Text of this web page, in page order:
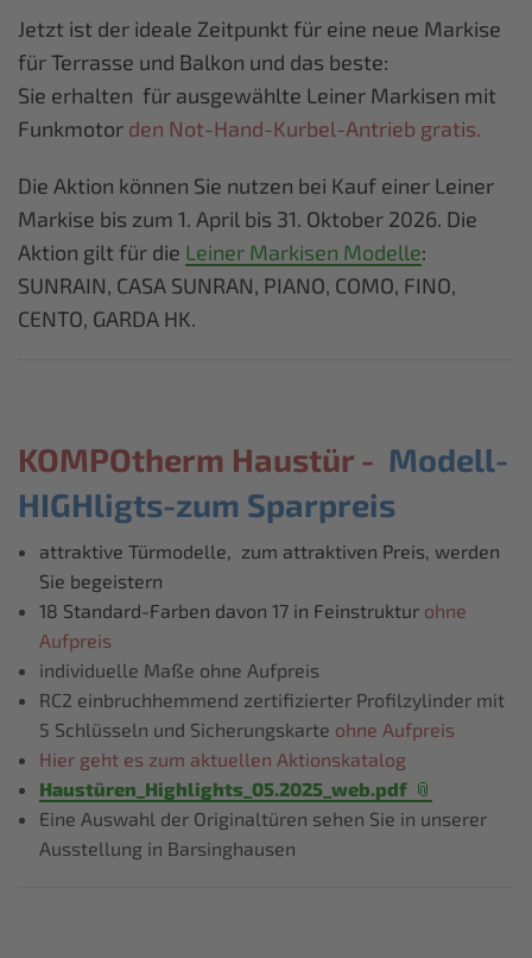
Jetzt ist der ideale Zeitpunkt für eine neue Markise
für Terrasse und Balkon und das beste:
Sie erhalten für ausgewählte Leiner Markisen mit
Funkmotor den Not-Hand-Kurbel-Antrieb gratis.
Die Aktion können Sie nutzen bei Kauf einer Leiner
Markise bis zum 1. April bis 31. Oktober 2026. Die
Aktion gilt für die Leiner Markisen Modelle:
SUNRAIN, CASA SUNRAN, PIANO, COMO, FINO,
CENTO, GARDA HK.
KOMPOtherm Haustür - Modell-
HIGHligts-zum Sparpreis
attraktive Türmodelle, zum attraktiven Preis, werden
Sie begeistern
18 Standard-Farben davon 17 in Feinstrukturohne
Aufpreis
individuelle Maße ohne Aufpreis
RC2 einbruchhemmend zertifizierter Profilzylinder mit
5 Schlüsseln und Sicherungskarte ohne Aufpreis
Hier geht es zum aktuellen Aktionskatalog
Haustüren_Highlights_05.2025_web.pdf
Eine Auswahl der Originaltüren sehen Sie in unserer
Ausstellung in Barsinghausen